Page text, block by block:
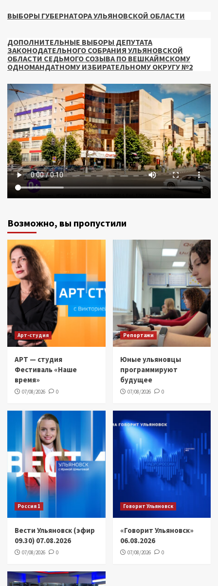
ВЫБОРЫ ГУБЕРНАТОРА УЛЬЯНОВСКОЙ ОБЛАСТИ
ДОПОЛНИТЕЛЬНЫЕ ВЫБОРЫ ДЕПУТАТА
ЗАКОНОДАТЕЛЬНОГО СОБРАНИЯ УЛЬЯНОВСКОЙ
ОБЛАСТИ СЕДЬМОГО СОЗЫВА ПО ВЕШКАЙМСКОМУ
ОДНОМАНДАТНОМУ ИЗБИРАТЕЛЬНОМУ ОКРУГУ №2
Возможно, вы пропустили
Арт-студия
АРТ — студия
Фестиваль «Наше
время»
07/08/2026 0
Репортажи
Юные ульяновцы
программируют
будущее
07/08/2026 0
Россия 1
Вести Ульяновск (эфир
09.30) 07.08.2026
07/08/2026 0
Говорит Ульяновск
«Говорит Ульяновск»
06.08.2026
07/08/2026 0